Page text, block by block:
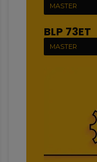
MASTER
BLP 73ET
MASTER